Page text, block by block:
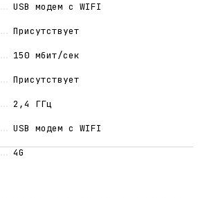
USB модем с WIFI
Присутствует
150 мбит/сек
Присутствует
2,4 ГГц
USB модем с WIFI
4G